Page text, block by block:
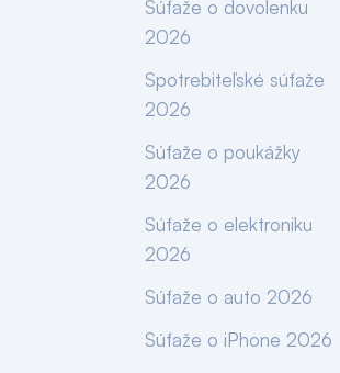
Súťaže o dovolenku
2026
Spotrebiteľské súťaže
2026
Súťaže o poukážky
2026
Súťaže o elektroniku
2026
Súťaže o auto 2026
Súťaže o iPhone 2026